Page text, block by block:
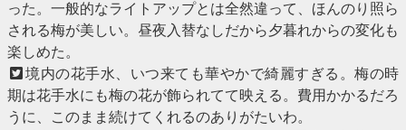
った。一般的なライトアップとは全然違って、ほんのり照ら
される梅が美しい。昼夜入替なしだから夕暮れからの変化も
楽しめた。
境内の花手水、いつ来ても華やかで綺麗すぎる。梅の時
期は花手水にも梅の花が飾られてて映える。費用かかるだろ
うに、このまま続けてくれるのありがたいわ。